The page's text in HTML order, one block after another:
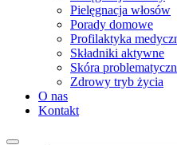
Pielęgnacja włosów
Porady domowe
Profilaktyka
Składniki aktywne
Skóra
Zdrowy tryb życia
O nas
Kontakt